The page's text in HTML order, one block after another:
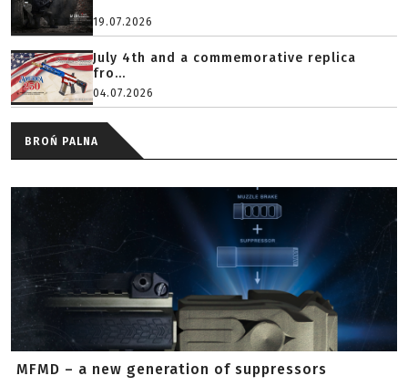
19.07.2026
July 4th and a commemorative replica
fro...
04.07.2026
BROŃ PALNA
MFMD – a new generation of suppressors